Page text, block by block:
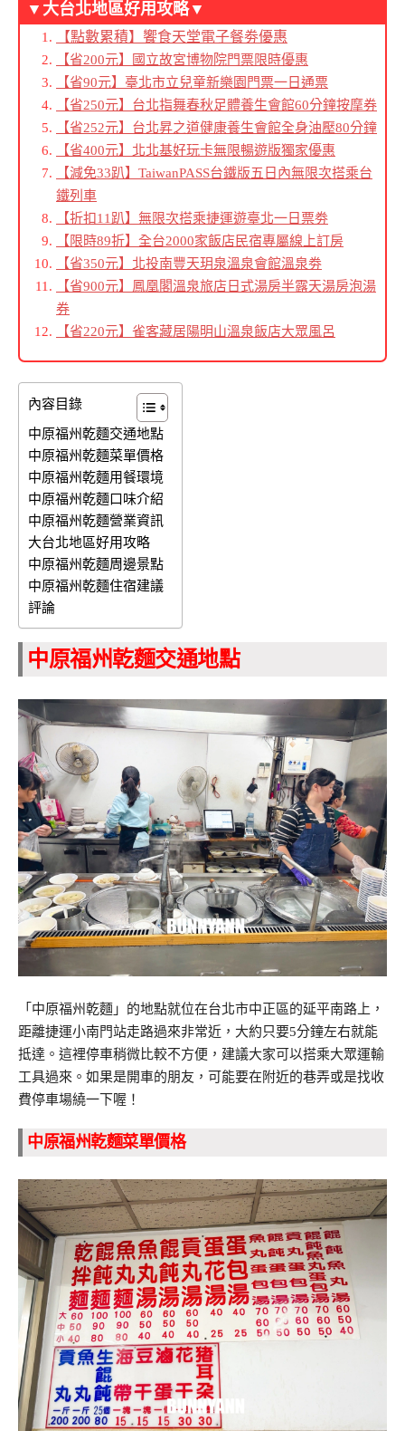
▼大台北地區好用攻略▼
【點數累積】饗食天堂電子餐劵優惠
【省200元】國立故宮博物院門票限時優惠
【省90元】臺北市立兒童新樂園門票一日通票
【省250元】台北指舞春秋足體養生會館60分鐘按摩券
【省252元】台北昇之道健康養生會館全身油壓80分鐘
【省400元】北北基好玩卡無限暢遊版獨家優惠
【減免33趴】TaiwanPASS台鐵版五日內無限次搭乘台
鐵列車
【折扣11趴】無限次搭乘捷運遊臺北一日票劵
【限時89折】全台2000家飯店民宿專屬線上訂房
【省350元】北投南豐天玥泉溫泉會館溫泉劵
【省900元】鳳凰閣溫泉旅店日式湯房半露天湯房泡湯
券
【省220元】雀客藏居陽明山溫泉飯店大眾風呂
內容目錄
中原福州乾麵交通地點
中原福州乾麵菜單價格
中原福州乾麵用餐環境
中原福州乾麵口味介紹
中原福州乾麵營業資訊
大台北地區好用攻略
中原福州乾麵周邊景點
中原福州乾麵住宿建議
評論
中原福州乾麵交通地點
「中原福州乾麵」的地點就位在台北市中正區的延平南路上，
距離捷運小南門站走路過來非常近，大約只要5分鐘左右就能
抵達。這裡停車稍微比較不方便，建議大家可以搭乘大眾運輸
工具過來。如果是開車的朋友，可能要在附近的巷弄或是找收
費停車場繞一下喔！
中原福州乾麵菜單價格